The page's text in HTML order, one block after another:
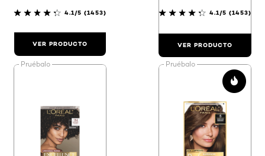
4.1/5 (1453)
VER PRODUCTO
4.1/5 (1453)
VER PRODUCTO
Pruébalo Pruébalo